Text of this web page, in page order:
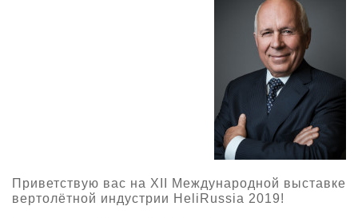
Контакты
Заочное участие
Схема проезда
Аккредитация прессы
Архив
П риветствую вас на XII
Международной выставке
вертолётной индустрии HeliRussia 2019!